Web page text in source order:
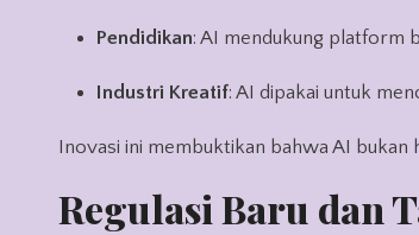
Pendidikan: AI mendukung platform
Industri Kreatif: AI dipakai untuk
Inovasi ini membuktikan bahwa AI bukan
Regulasi Baru dan